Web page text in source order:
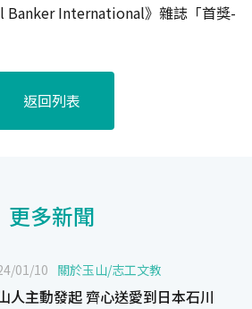
Banker International》雜誌「首獎-
返回列表
更多新聞
01/10 關於玉山/志工文教
玉山人主動發起 齊心送愛到日本石川